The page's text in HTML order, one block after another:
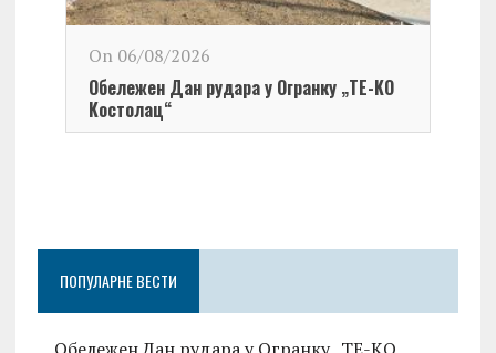
On 06/08/2026
Обележен Дан рудара у Огранку „ТЕ-KО
Kостолац“
ПОПУЛАРНЕ ВЕСТИ